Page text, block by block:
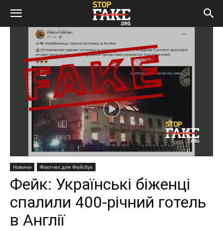
Новини Фактчек для Фейсбук
Фейк: Українські біженці
спалили 400-річний готель
в Англії